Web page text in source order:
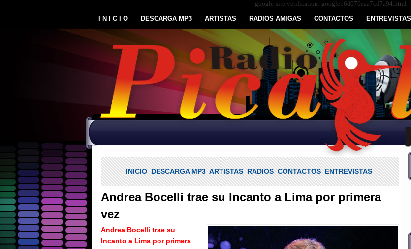
google-site-verification: google16d076eaa7cd7a94.html
I N I C I O
DESCARGA MP3 ARTISTAS RADIOS AMIGAS CONTACTOS ENTREVISTAS
INICIO DESCARGA MP3 ARTISTAS RADIOS CONTACTOS ENTREVISTAS
Andrea Bocelli trae su Incanto a Lima por primera
vez
Andrea Bocelli trae su
Incanto a Lima por primera